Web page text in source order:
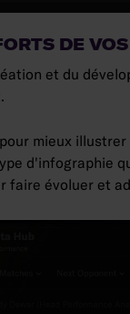
DE
et du
mieux
d'infographie
évoluer et